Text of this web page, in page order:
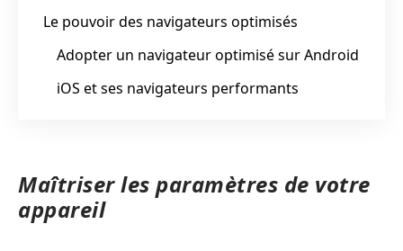
Le pouvoir des navigateurs optimisés
Adopter un navigateur optimisé sur Android
iOS et ses navigateurs performants
Maîtriser les paramètres de votre
appareil